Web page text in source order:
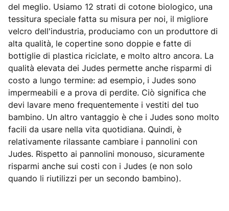
del meglio. Usiamo 12 strati di cotone biologico, una
tessitura speciale fatta su misura per noi, il migliore
velcro dell'industria, produciamo con un produttore di
alta qualità, le copertine sono doppie e fatte di
bottiglie di plastica riciclate, e molto altro ancora. La
qualità elevata dei Judes permette anche risparmi di
costo a lungo termine: ad esempio, i Judes sono
impermeabili e a prova di perdite. Ciò significa che
devi lavare meno frequentemente i vestiti del tuo
bambino. Un altro vantaggio è che i Judes sono molto
facili da usare nella vita quotidiana. Quindi, è
relativamente rilassante cambiare i pannolini con
Judes. Rispetto ai pannolini monouso, sicuramente
risparmi anche sui costi con i Judes (e non solo
quando li riutilizzi per un secondo bambino).